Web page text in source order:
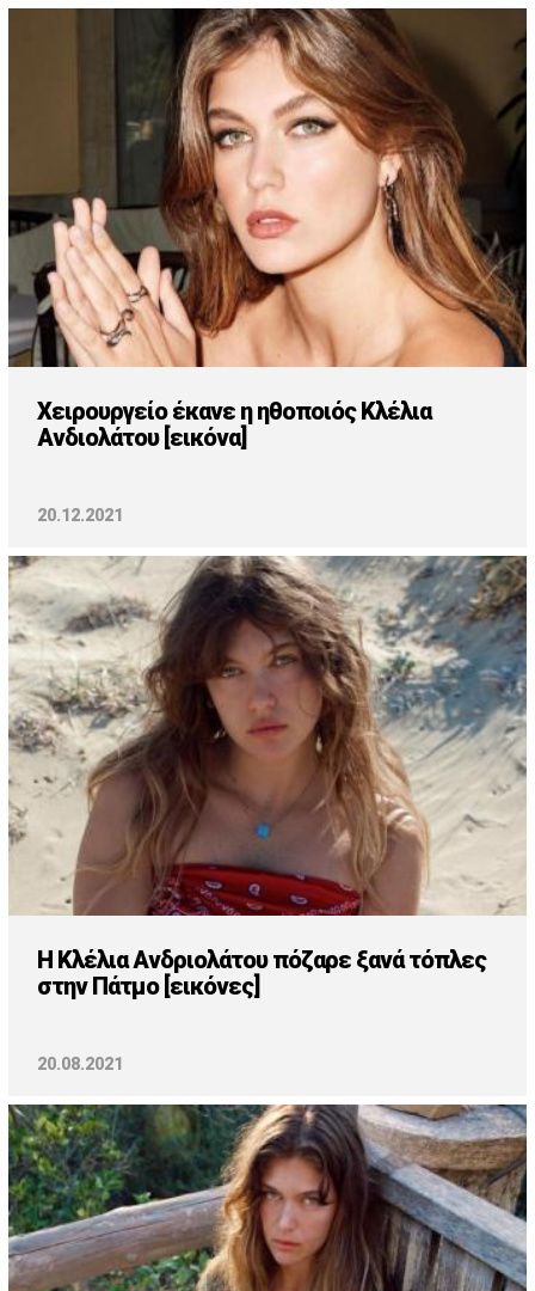
Χειρουργείο έκανε η ηθοποιός Κλέλια
Ανδιολάτου [εικόνα]
20.12.2021
Η Κλέλια Ανδριολάτου πόζαρε ξανά τόπλες
στην Πάτμο [εικόνες]
20.08.2021